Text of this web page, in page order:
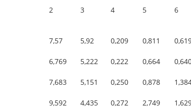
2 3 4 5 6
7,57
6,769
7,683
9,592
5,92
5,222
5,151
4,435
0,209
0,222
0,250
0,272
0,811
0,664
0,878
2,749